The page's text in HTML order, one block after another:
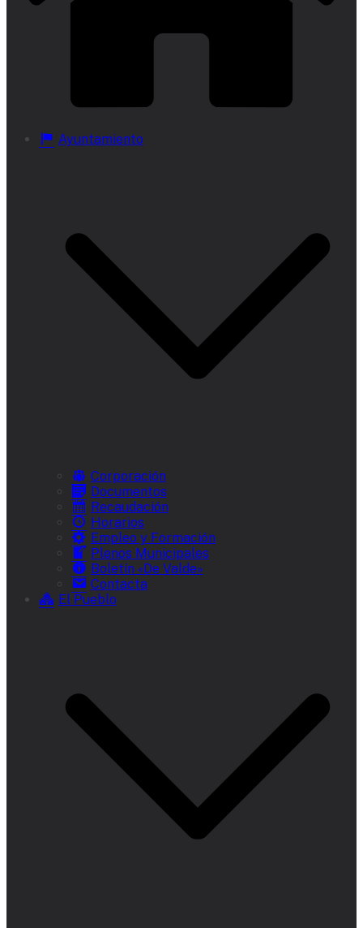
Ayuntamiento
Corporación
Documentos
Recaudación
Horarios
Empleo y Formación
Plenos Municipales
Boletín «De Valde»
Contacta
El Pueblo